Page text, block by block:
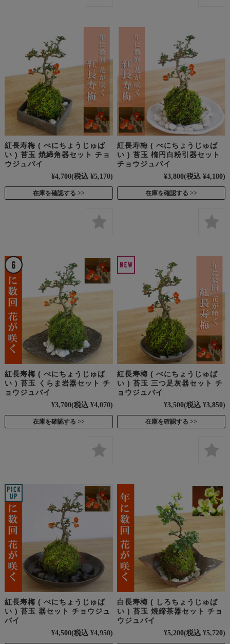
紅長寿梅 ( べにちょうじゅば
い ) 苔玉 焼締角器セット チョ
ウジュバイ
¥4,700(税込 ¥5,170)
在庫を確認する
紅長寿梅 ( べにちょうじゅば
い ) 苔玉 楕円白粉引器セット
チョウジュバイ
¥3,800(税込 ¥4,180)
在庫を確認する
紅長寿梅 ( べにちょうじゅば
い ) 苔玉 くらま岩器セット チ
ョウジュバイ
¥3,700(税込 ¥4,070)
在庫を確認する
紅長寿梅 ( べにちょうじゅば
い ) 苔玉 三つ足灰器セット チ
ョウジュバイ
¥3,500(税込 ¥3,850)
在庫を確認する
紅長寿梅 ( べにちょうじゅば
い ) 苔玉 器セット チョウジュ
バイ
¥4,500(税込 ¥4,950)
白長寿梅 ( しろちょうじゅば
い ) 苔玉 焼締茶器セット チョ
ウジュバイ
¥5,200(税込 ¥5,720)